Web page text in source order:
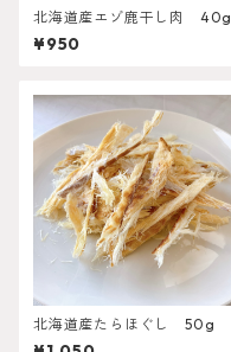
北海道産エゾ鹿干し肉 40g
¥950
北海道産たらほぐし 50g